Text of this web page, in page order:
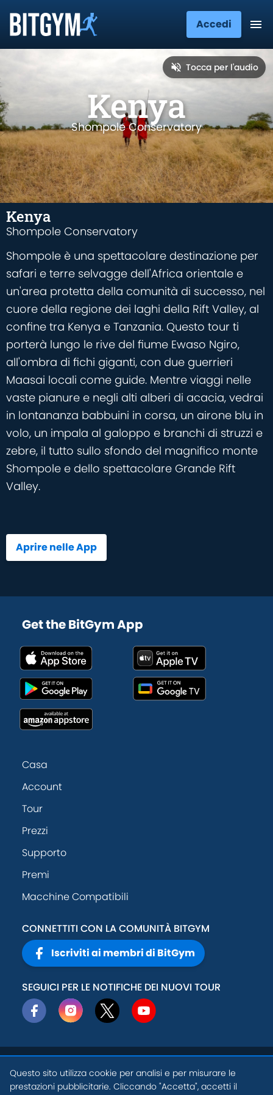
Accedi
Tocca per l'audio
Kenya
Shompole Conservatory
Kenya
Shompole Conservatory
Shompole è una spettacolare destinazione per
safari e terre selvagge dell'Africa orientale e
un'area protetta della comunità di successo, nel
cuore della regione dei laghi della Rift Valley, al
confine tra Kenya e Tanzania. Questo tour ti
porterà lungo le rive del fiume Ewaso Ngiro,
all'ombra di fichi giganti, con due guerrieri
Maasai locali come guide. Mentre viaggi nelle
vaste pianure e negli alti alberi di acacia, vedrai
in lontananza babbuini in corsa, un airone blu in
volo, un impala al galoppo e branchi di struzzi e
zebre, il tutto sullo sfondo del magnifico monte
Shompole e dello spettacolare Grande Rift
Valley.
Aprire nelle App
Get the BitGym App
Casa
Account
Tour
Prezzi
Supporto
Premi
Macchine Compatibili
CONNETTITI CON LA COMUNITÀ BITGYM
Iscriviti ai membri di BitGym
SEGUICI PER LE NOTIFICHE DEI NUOVI TOUR
© 2026 Active
Theory, Inc.
Politica sulla
privacy
Questo sito utilizza cookie per analisi e per misurare le
prestazioni pubblicitarie. Cliccando "Accetta", accetti il